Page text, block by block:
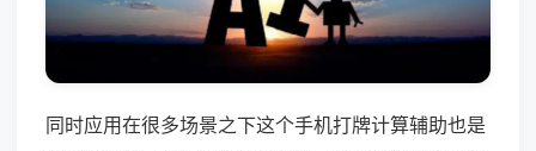
同时应用在很多场景之下这个手机打牌计算辅助也是